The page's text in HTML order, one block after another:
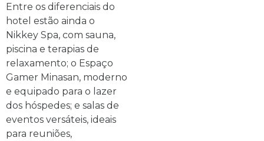
Entre os diferenciais do
hotel estão ainda o
Nikkey Spa, com sauna,
piscina e terapias de
relaxamento; o Espaço
Gamer Minasan, moderno
e equipado para o lazer
dos hóspedes; e salas de
eventos versáteis, ideais
para reuniões,